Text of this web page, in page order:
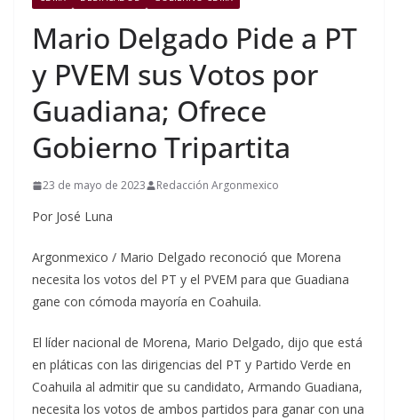
Mario Delgado Pide a PT
y PVEM sus Votos por
Guadiana; Ofrece
Gobierno Tripartita
23 de mayo de 2023 Redacción Argonmexico
Por José Luna
Argonmexico / Mario Delgado reconoció que Morena
necesita los votos del PT y el PVEM para que Guadiana
gane con cómoda mayoría en Coahuila.
El líder nacional de Morena, Mario Delgado, dijo que está
en pláticas con las dirigencias del PT y Partido Verde en
Coahuila al admitir que su candidato, Armando Guadiana,
necesita los votos de ambos partidos para ganar con una